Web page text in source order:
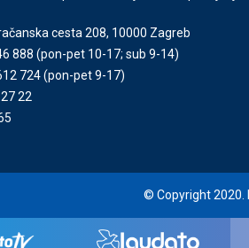
cesta 208, 10000 Zagreb
888 (pon-pet 10-17; sub 9-14)
724(pon-pet 9-17)
22
© Copyright 2020.